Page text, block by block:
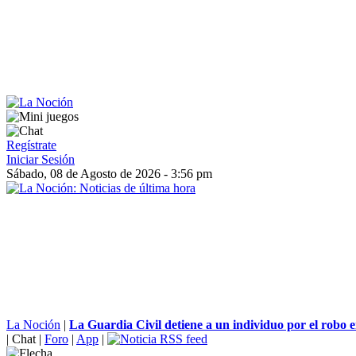
Regístrate
Iniciar Sesión
Sábado, 08 de Agosto de 2026 - 3:56 pm
La Noción | La Guardia Civil detiene a un individuo por el robo
| Chat | Foro | App |